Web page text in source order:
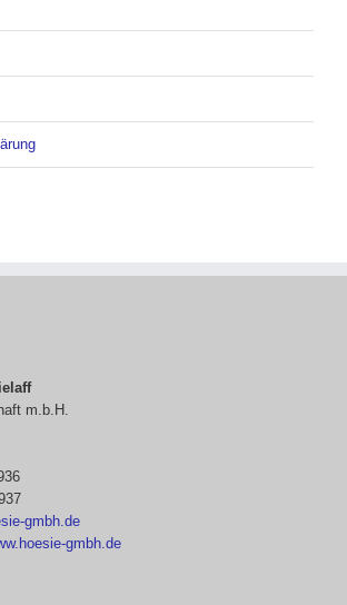
m.b.H.
gmbh.de
gmbh.de